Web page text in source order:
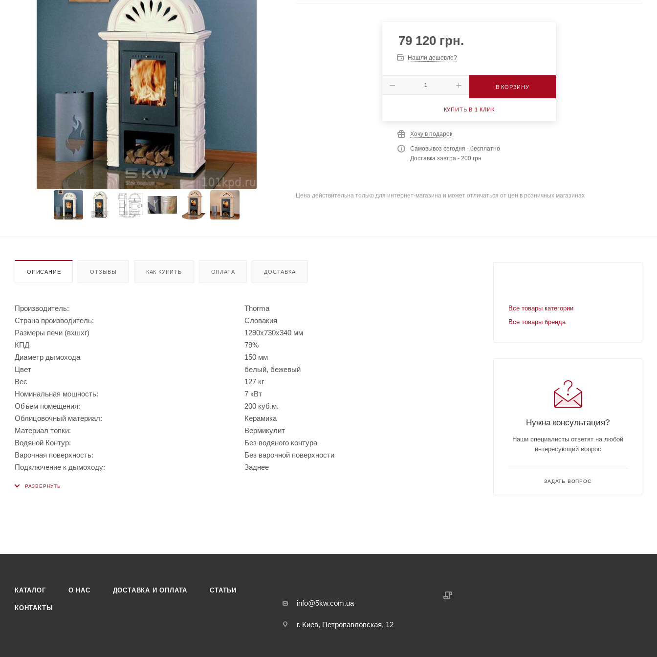
79 120 грн.
Нашли дешевле?
В КОРЗИНУ
КУПИТЬ В 1 КЛИК
Хочу в подарок
Самовывоз сегодня - бесплатно
Доставка завтра - 200 грн
Цена действительна только для интернет-магазина и может отличаться от цен в розничных магазинах
ОПИСАНИЕ ОТЗЫВЫ КАК КУПИТЬ ОПЛАТА ДОСТАВКА
Производитель:
Thorma
Страна производитель:
Словакия
Размеры печи (вхшхг)
1290х730х340 мм
КПД
79%
Диаметр дымохода
150 мм
Цвет
белый, бежевый
Вес
127 кг
Номинальная мощность:
7 кВт
Объем помещения:
200 куб.м.
Облицовочный материал:
Керамика
Материал топки:
Вермикулит
Водяной Контур:
Без водяного контура
Варочная поверхность:
Без варочной поверхности
Подключение к дымоходу:
Заднее
Все товары категории
Все товары бренда
Нужна консультация?
Наши специалисты ответят на любой
интересующий вопрос
ЗАДАТЬ ВОПРОС
КАТАЛОГ О НАС ДОСТАВКА И ОПЛАТА СТАТЬИ
КОНТАКТЫ
info@5kw.com.ua
г. Киев, Петропавловская, 12